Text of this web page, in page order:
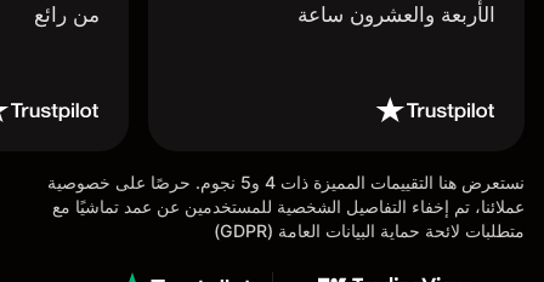
الأربعة والعشرون ساعة
من رائع
نستعرض هنا التقييمات المميزة ذات 4 و5 نجوم. حرصًا على خصوصية
عملائنا، تم إخفاء التفاصيل الشخصية للمستخدمين عن عمد تماشيًا مع
متطلبات لائحة حماية البيانات العامة (GDPR)